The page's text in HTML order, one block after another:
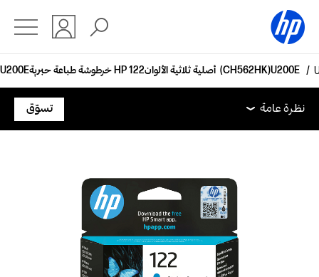
خرطوشة طباعة حبرية HP 122‏ أصلية ثلاثية الألوان (CH562HK)
نظرة عامة
الدعم
نظرة عامة
تسوّق